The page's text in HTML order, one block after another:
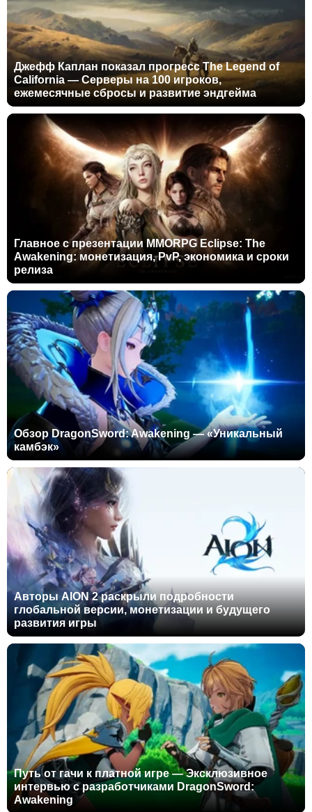
Джефф Каплан показал прогресс The Legend of
California — Серверы на 100 игроков,
ежемесячные сбросы и развитие эндгейма
Главное с презентации MMORPG Eclipse: The
Awakening: монетизация, PvP, экономика и сроки
релиза
Обзор DragonSword: Awakening — «Уникальный
камбэк»
Авторы AION 2 раскрыли подробности
глобальной версии, монетизации и будущего
развития игры
Путь от гачи к платной игре — Эксклюзивное
интервью с разработчиками DragonSword:
Awakening